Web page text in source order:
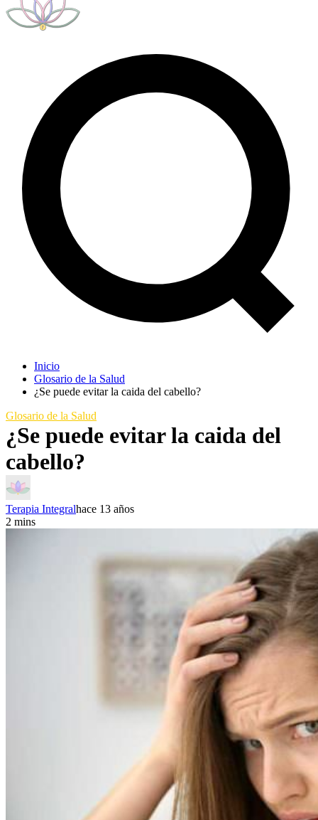
Inicio
Glosario de la Salud
¿Se puede evitar la caida del cabello?
Glosario de la Salud
¿Se puede evitar la caida del
cabello?
Terapia Integralhace 13 años
2 mins